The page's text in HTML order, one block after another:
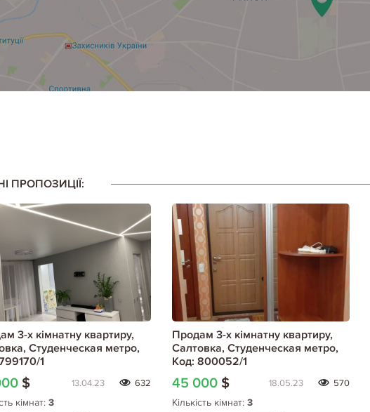
ПРОПОЗИЦІЇ:
3-х кімнатну квартиру,
Студенческая метро,
1
$ 13.04.23 632
кімнат: 3
Продам 3-х кімнатну квартиру,
Салтовка, Студенческая метро,
Код: 800052/1
45 000 $ 18.05.23 570
Кількість кімнат: 3